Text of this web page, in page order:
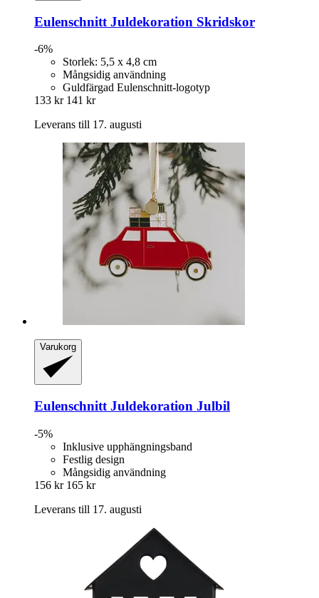
Eulenschnitt Juldekoration Skridskor
-6%
Storlek: 5,5 x 4,8 cm
Mångsidig användning
Guldfärgad Eulenschnitt-logotyp
133 kr 141 kr
Leverans till 17. augusti
Varukorg
Eulenschnitt Juldekoration Julbil
-5%
Inklusive upphängningsband
Festlig design
Mångsidig användning
156 kr 165 kr
Leverans till 17. augusti